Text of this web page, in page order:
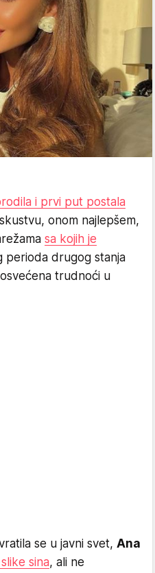
i prvi put postala
onom najlepšem,
sa kojih je
perioda drugog stanja
trudnoći u
se u javni svet, Ana
sina, ali ne